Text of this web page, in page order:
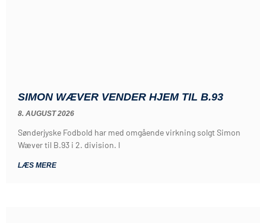
SIMON WÆVER VENDER HJEM TIL B.93
8. AUGUST 2026
Sønderjyske Fodbold har med omgående virkning solgt Simon
Wæver til B.93 i 2. division. I
LÆS MERE